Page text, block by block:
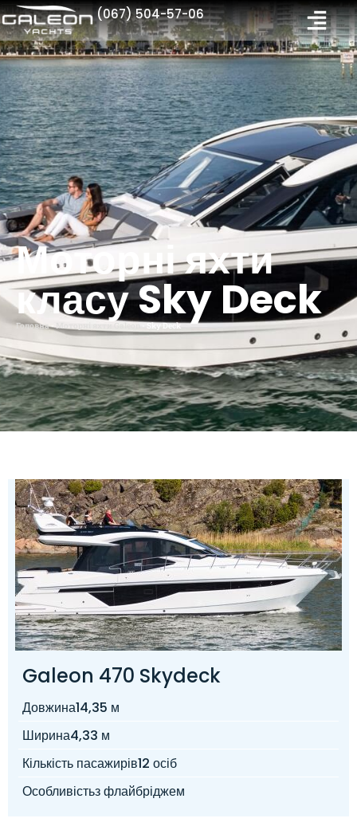
(067) 504-57-06
Моторні яхти
класу Sky Deck
Головна-Моторні яхти Galeon Sky Deck
Galeon 470 Skydeck
Довжина14,35 м
Ширина4,33 м
Кількість пасажирів12 осіб
Особливістьз флайбріджем